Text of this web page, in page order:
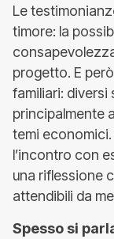
Le
timore: la
progetto. E
familiari:
principalmente
temi
l’incontro con
una riflessione
attendibili da
Spesso si